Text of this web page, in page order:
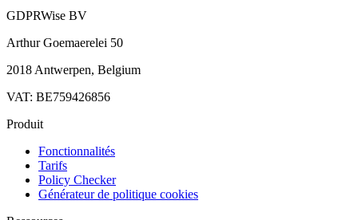
GDPRWise BV
Arthur Goemaerelei 50
2018 Antwerpen, Belgium
VAT: BE759426856
Produit
Fonctionnalités
Tarifs
Policy Checker
Générateur de politique cookies